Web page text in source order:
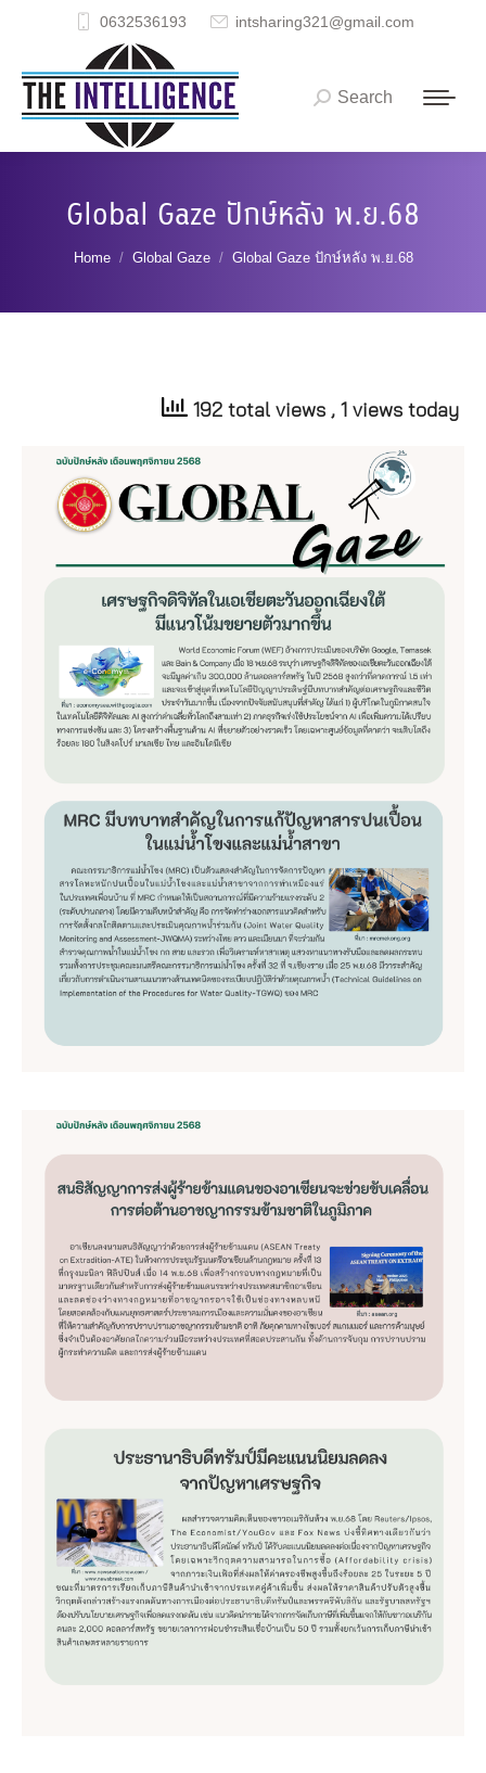
0632536193 intsharing321@gmail.com
Search:
Search
Global Gaze ปักษ์หลัง พ.ย.68
You are here:
Home Global Gaze Global Gaze ปักษ์หลัง พ.ย.68
192 total views , 1 views today